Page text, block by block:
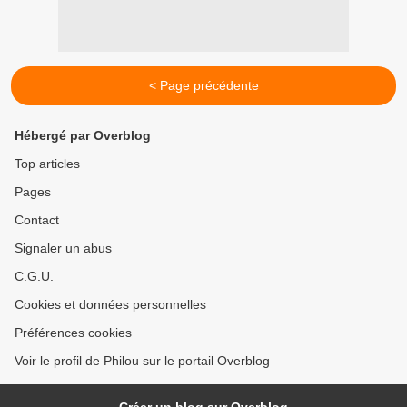
< Page précédente
Hébergé par Overblog
Top articles
Pages
Contact
Signaler un abus
C.G.U.
Cookies et données personnelles
Préférences cookies
Voir le profil de Philou sur le portail Overblog